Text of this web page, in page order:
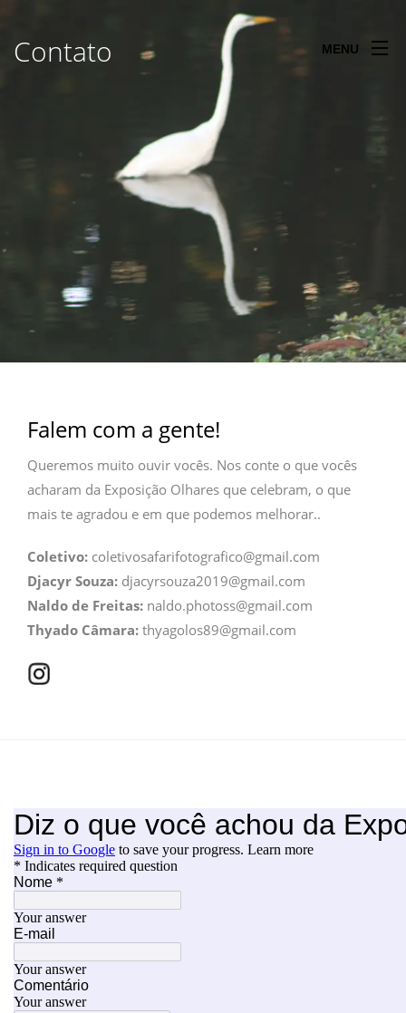
Contato MENU
Falem com a gente!
Queremos muito ouvir vocês. Nos conte o que vocês
acharam da Exposição Olhares que celebram, o que
mais te agradou e em que podemos melhorar..
Coletivo: coletivosafarifotografico@gmail.com
Djacyr Souza: djacyrsouza2019@gmail.com
Naldo de Freitas: naldo.photoss@gmail.com
Thyado Câmara: thyagolos89@gmail.com